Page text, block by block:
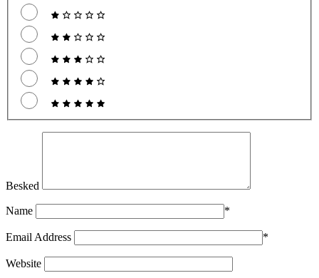
Besked
Name *
Email Address *
Website